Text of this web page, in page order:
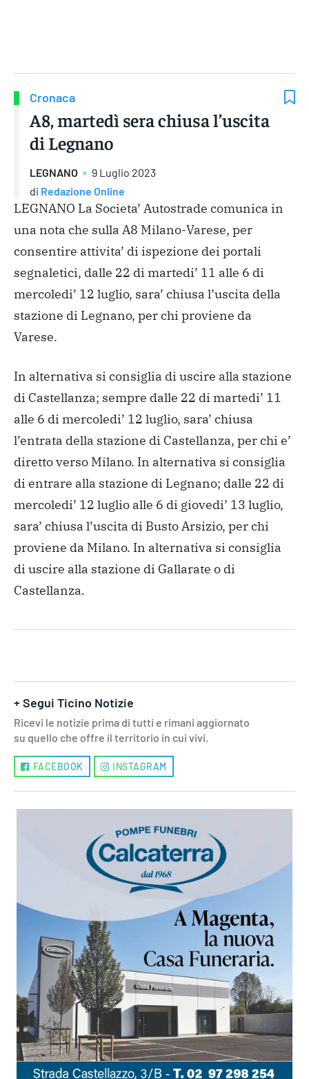
Cronaca
A8, martedì sera chiusa l’uscita
di Legnano
LEGNANO
9 Luglio 2023
di Redazione Online
LEGNANO La Societa’ Autostrade comunica in
una nota che sulla A8 Milano-Varese, per
consentire attivita’ di ispezione dei portali
segnaletici, dalle 22 di martedi’ 11 alle 6 di
mercoledi’ 12 luglio, sara’ chiusa l’uscita della
stazione di Legnano, per chi proviene da
Varese.
In alternativa si consiglia di uscire alla stazione
di Castellanza; sempre dalle 22 di martedi’ 11
alle 6 di mercoledi’ 12 luglio, sara’ chiusa
l’entrata della stazione di Castellanza, per chi e’
diretto verso Milano. In alternativa si consiglia
di entrare alla stazione di Legnano; dalle 22 di
mercoledi’ 12 luglio alle 6 di giovedi’ 13 luglio,
sara’ chiusa l’uscita di Busto Arsizio, per chi
proviene da Milano. In alternativa si consiglia
di uscire alla stazione di Gallarate o di
Castellanza.
+ Segui Ticino Notizie
Ricevi le notizie prima di tutti e rimani aggiornato
su quello che offre il territorio in cui vivi.
FACEBOOK INSTAGRAM